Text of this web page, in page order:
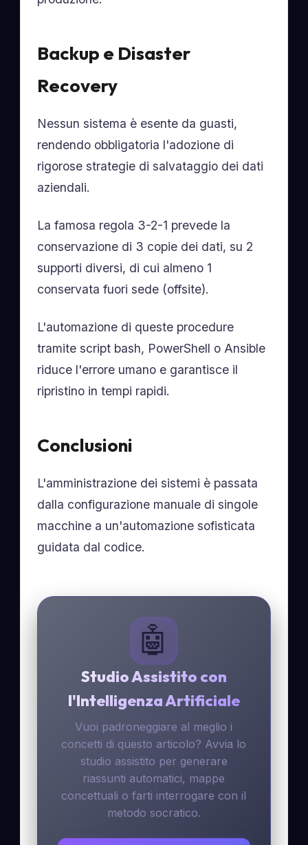
Backup e Disaster
Recovery
Nessun sistema è esente da guasti,
rendendo obbligatoria l'adozione di
rigorose strategie di salvataggio dei dati
aziendali.
La famosa regola 3-2-1 prevede la
conservazione di 3 copie dei dati, su 2
supporti diversi, di cui almeno 1
conservata fuori sede (offsite).
L'automazione di queste procedure
tramite script bash, PowerShell o Ansible
riduce l'errore umano e garantisce il
ripristino in tempi rapidi.
Conclusioni
L'amministrazione dei sistemi è passata
dalla configurazione manuale di singole
macchine a un'automazione sofisticata
guidata dal codice.
🤖
Studio Assistito con
l'Intelligenza Artificiale
Vuoi padroneggiare al meglio i
concetti di questo articolo? Avvia lo
studio assistito per generare
riassunti automatici, mappe
concettuali o farti interrogare con il
metodo socratico.